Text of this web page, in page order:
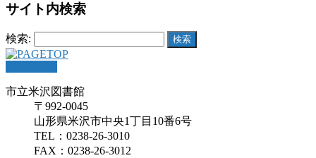
サイト内検索
検索:
市立米沢図書館
〒992-0045
山形県米沢市中央1丁目10番6号
TEL：0238-26-3010
FAX：0238-26-3012